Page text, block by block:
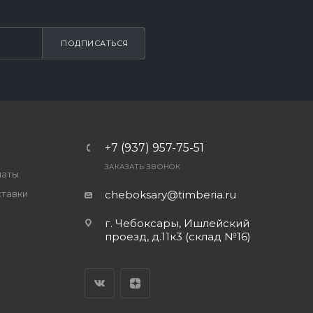
ПОДПИСАТЬСЯ
+7 (937) 957-75-51
ЗАКАЗАТЬ ЗВОНОК
cheboksary@timberia.ru
г. Чебоксары, Ишлейский
проезд, д.11к3 (склад №16)